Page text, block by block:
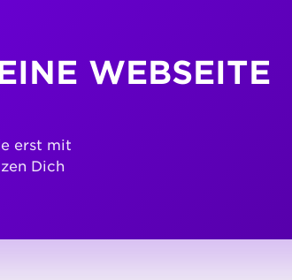
WEBSEITE
erst mit
Dich